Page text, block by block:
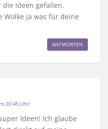
die Ideen gefallen.
Wolke ja was für deine
ANTWORTEN
20:45 Uhr
Ideen! Ich glaube